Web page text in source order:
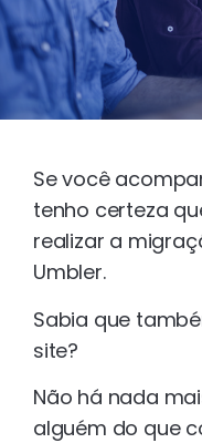
Se você
tenho certeza
realizar a
Umbler.
Sabia que
site?
Não há nada
alguém do que